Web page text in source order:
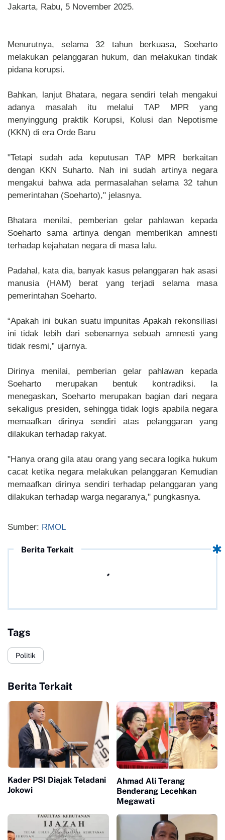
Jakarta, Rabu, 5 November 2025.
Menurutnya, selama 32 tahun berkuasa, Soeharto
melakukan pelanggaran hukum, dan melakukan tindak
pidana korupsi.
Bahkan, lanjut Bhatara, negara sendiri telah mengakui
adanya masalah itu melalui TAP MPR yang
menyinggung praktik Korupsi, Kolusi dan Nepotisme
(KKN) di era Orde Baru
"Tetapi sudah ada keputusan TAP MPR berkaitan
dengan KKN Suharto. Nah ini sudah artinya negara
mengakui bahwa ada permasalahan selama 32 tahun
pemerintahan (Soeharto)," jelasnya.
Bhatara menilai, pemberian gelar pahlawan kepada
Soeharto sama artinya dengan memberikan amnesti
terhadap kejahatan negara di masa lalu.
Padahal, kata dia, banyak kasus pelanggaran hak asasi
manusia (HAM) berat yang terjadi selama masa
pemerintahan Soeharto.
“Apakah ini bukan suatu impunitas Apakah rekonsiliasi
ini tidak lebih dari sebenarnya sebuah amnesti yang
tidak resmi,” ujarnya.
Dirinya menilai, pemberian gelar pahlawan kepada
Soeharto merupakan bentuk kontradiksi. Ia
menegaskan, Soeharto merupakan bagian dari negara
sekaligus presiden, sehingga tidak logis apabila negara
memaafkan dirinya sendiri atas pelanggaran yang
dilakukan terhadap rakyat.
"Hanya orang gila atau orang yang secara logika hukum
cacat ketika negara melakukan pelanggaran Kemudian
memaafkan dirinya sendiri terhadap pelanggaran yang
dilakukan terhadap warga negaranya," pungkasnya.
Sumber: RMOL
Berita Terkait
Tags
Politik
Berita Terkait
Kader PSI Diajak Teladani
Jokowi
Ahmad Ali Terang
Benderang Lecehkan
Megawati